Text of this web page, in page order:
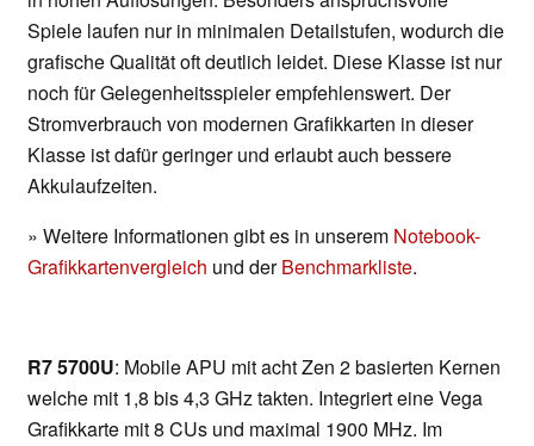
Spiele laufen nur in minimalen Detailstufen, wodurch die
grafische Qualität oft deutlich leidet. Diese Klasse ist nur
noch für Gelegenheitsspieler empfehlenswert. Der
Stromverbrauch von modernen Grafikkarten in dieser
Klasse ist dafür geringer und erlaubt auch bessere
Akkulaufzeiten.
» Weitere Informationen gibt es in unserem Notebook-
Grafikkartenvergleich und derBenchmarkliste.
R7 5700U: Mobile APU mit acht Zen 2 basierten Kernen
welche mit 1,8 bis 4,3 GHz takten. Integriert eine Vega
Grafikkarte mit 8 CUs und maximal 1900 MHz. Im